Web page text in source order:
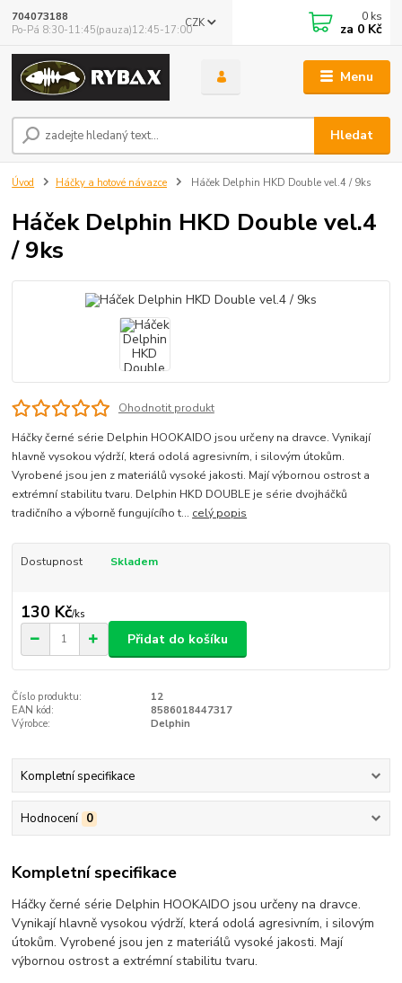
Menu
CZK
Hledat
704073188
Po-Pá 8:30-11:45(pauza)12:45-17:00
0 ks
za 0 Kč
Úvod Háčky a hotové návazce Háček Delphin HKD Double vel.4 / 9ks
Háček Delphin HKD Double vel.4
/ 9ks
Ohodnotit produkt
Háčky černé série Delphin HOOKAIDO jsou určeny na dravce. Vynikají
hlavně vysokou výdrží, která odolá agresivním, i silovým útokům.
Vyrobené jsou jen z materiálů vysoké jakosti. Mají výbornou ostrost a
extrémní stabilitu tvaru. Delphin HKD DOUBLE je série dvojháčků
tradičního a výborně fungujícího t... celý popis
Dostupnost Skladem
130 Kč/ks
Přidat do košíku
Číslo produktu:
12
EAN kód:
8586018447317
Výrobce:
Delphin
Kompletní specifikace
Hodnocení 0
Kompletní specifikace
Háčky černé série Delphin HOOKAIDO jsou určeny na dravce.
Vynikají hlavně vysokou výdrží, která odolá agresivním, i silovým
útokům. Vyrobené jsou jen z materiálů vysoké jakosti. Mají
výbornou ostrost a extrémní stabilitu tvaru.